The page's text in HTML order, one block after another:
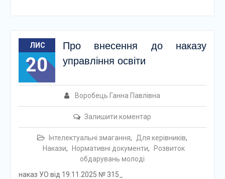
ЛИС
20
Про внесення до наказу
управління освіти
Воробець Ганна Павлівна
Залишити коментар
Інтелектуальні змагання, Для керівників,
Накази, Нормативні документи,
Розвиток
обдарувань молоді
наказ УО від 19.11.2025 № 315_